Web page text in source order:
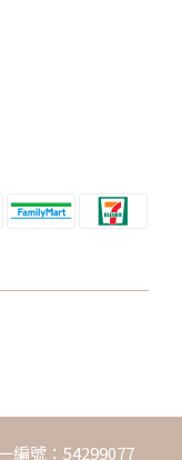
編號：54299077